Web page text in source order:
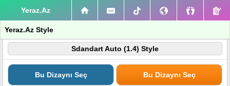
Yeraz.Az
Yeraz.Az Style
Sdandart Auto (1.4) Style
Bu Dizaynı Seç Bu Dizaynı Seç